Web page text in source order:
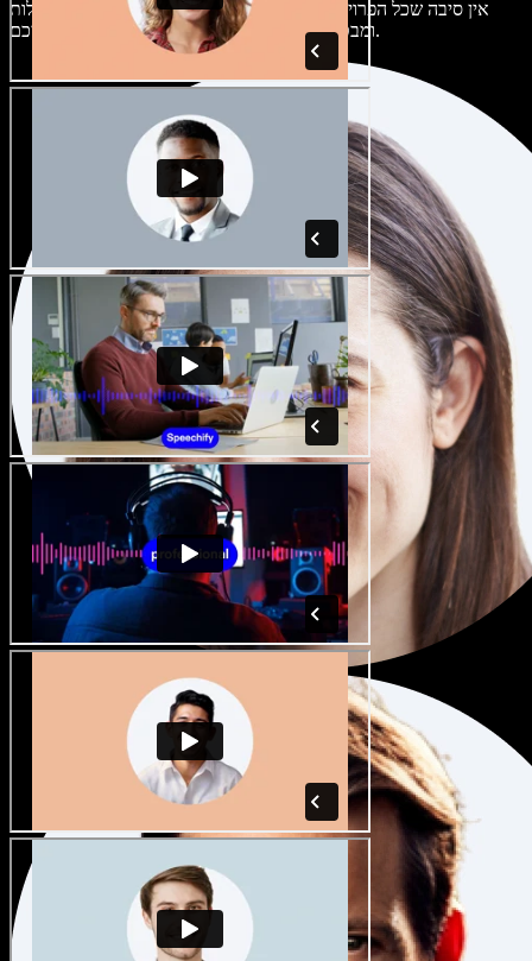
אין סיבה שכל הפרויקטים יישמעו אותו דבר. בחרו מתוך מאות קולות
ומבטאים של בינה מלאכותית והתאימו אותם אליכם.